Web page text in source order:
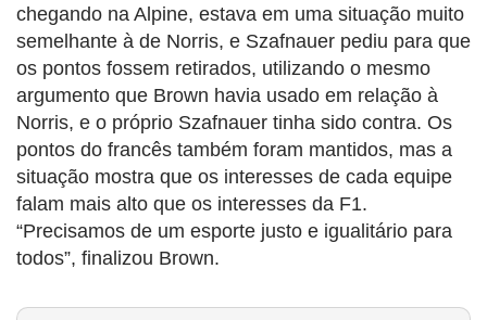
chegando na Alpine, estava em uma situação muito
semelhante à de Norris, e Szafnauer pediu para que
os pontos fossem retirados, utilizando o mesmo
argumento que Brown havia usado em relação à
Norris, e o próprio Szafnauer tinha sido contra. Os
pontos do francês também foram mantidos, mas a
situação mostra que os interesses de cada equipe
falam mais alto que os interesses da F1.
“Precisamos de um esporte justo e igualitário para
todos”, finalizou Brown.